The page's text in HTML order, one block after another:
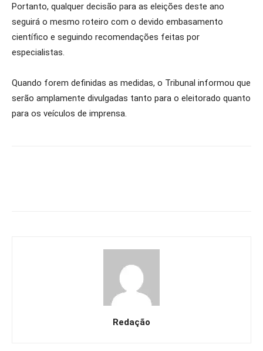
Portanto, qualquer decisão para as eleições deste ano
seguirá o mesmo roteiro com o devido embasamento
científico e seguindo recomendações feitas por
especialistas.
Quando forem definidas as medidas, o Tribunal informou que
serão amplamente divulgadas tanto para o eleitorado quanto
para os veículos de imprensa.
Redação